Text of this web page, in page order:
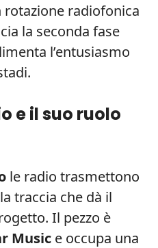
radiofonica
la seconda fase
l’entusiasmo
e il suo ruolo
le radio trasmettono
traccia che dà il
Il pezzo è
Music e occupa una